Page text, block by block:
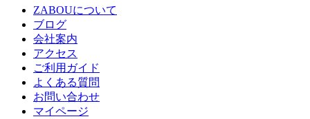
ZABOUについて
ブログ
会社案内
アクセス
ご利用ガイド
よくある質問
お問い合わせ
マイページ